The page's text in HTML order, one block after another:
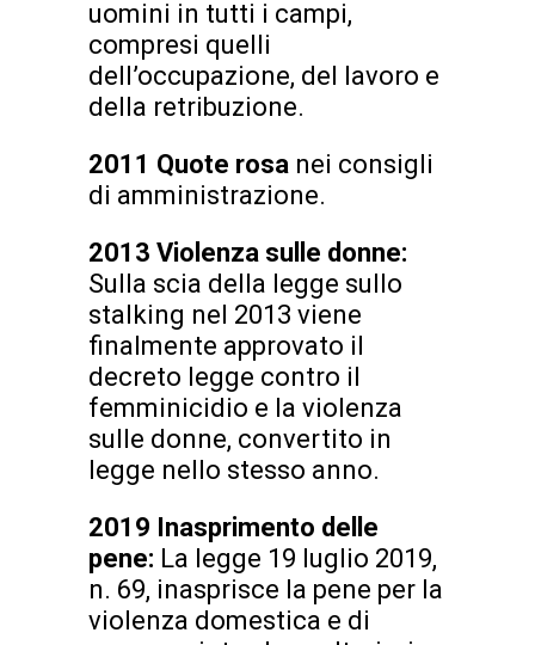
uomini in tutti i campi,
compresi quelli
dell’occupazione, del lavoro e
della retribuzione.
2011 Quote rosa nei consigli
di amministrazione.
2013 Violenza sulle donne:
Sulla scia della legge sullo
stalking nel 2013 viene
finalmente approvato il
decreto legge contro il
femminicidio e la violenza
sulle donne, convertito in
legge nello stesso anno.
2019 Inasprimento delle
pene: La legge 19 luglio 2019,
n. 69, inasprisce la pene per la
violenza domestica e di